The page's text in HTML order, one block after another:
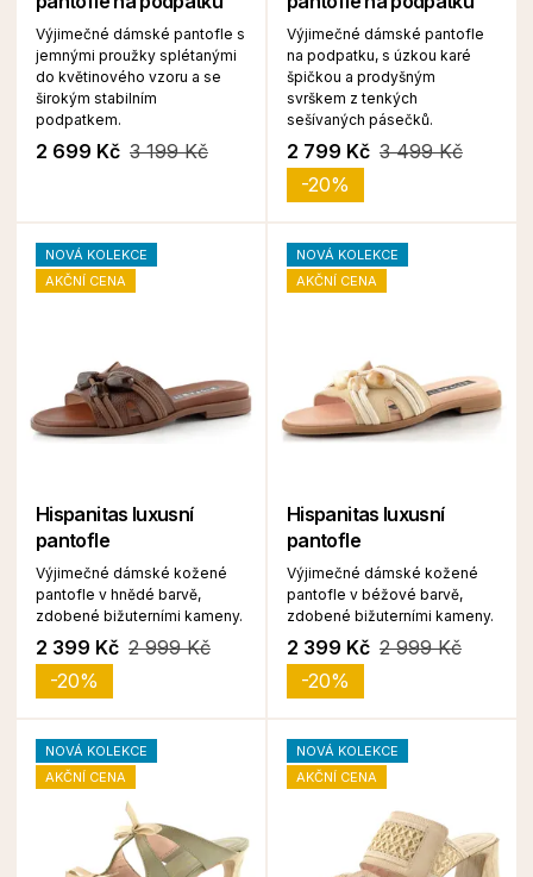
Výjimečné dámské pantofle s
jemnými proužky splétanými
do květinového vzoru a se
širokým stabilním
podpatkem.
2 699 Kč 3 199 Kč
Výjimečné dámské pantofle
na podpatku, s úzkou karé
špičkou a prodyšným
svrškem z tenkých
sešívaných pásečků.
2 799 Kč 3 499 Kč
-20%
NOVÁ KOLEKCE
AKČNÍ CENA
Hispanitas luxusní
pantofle
Výjimečné dámské kožené
pantofle v hnědé barvě,
zdobené bižuterními kameny.
2 399 Kč 2 999 Kč
-20%
NOVÁ KOLEKCE
AKČNÍ CENA
Hispanitas luxusní
pantofle
Výjimečné dámské kožené
pantofle v béžové barvě,
zdobené bižuterními kameny.
2 399 Kč 2 999 Kč
-20%
NOVÁ KOLEKCE
AKČNÍ CENA
NOVÁ KOLEKCE
AKČNÍ CENA